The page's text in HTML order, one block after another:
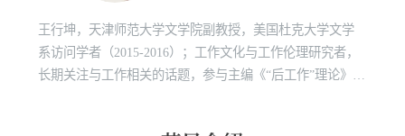
王行坤，天津师范大学文学院副教授，美国杜克大学文学
系访问学者（2015-2016）；工作文化与工作伦理研究者，
长期关注与工作相关的话题，参与主编《“后工作”理论》读